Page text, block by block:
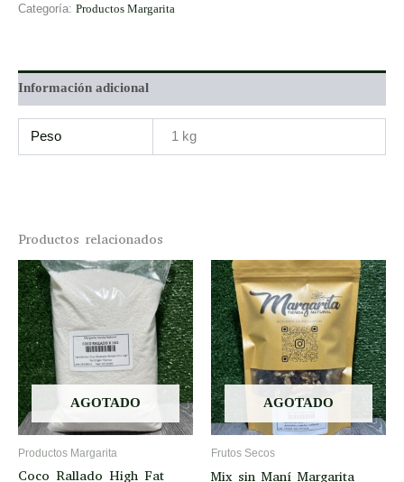
Categoría: Productos Margarita
Información adicional
Peso 1 kg
Productos relacionados
AGOTADO
Productos Margarita
Coco Rallado High Fat
AGOTADO
Frutos Secos
Mix sin Maní Margarita